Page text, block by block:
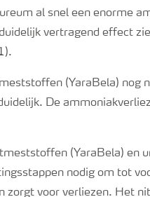
al snel een enorme
vertragend effect
(YaraBela) nog
De
(YaraBela) en
nodig om tot
zorgt voor verliezen. Het